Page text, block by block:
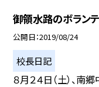
御領水路のボラン
公開日 2019/08/24
校長日記
８月２４日（土）、